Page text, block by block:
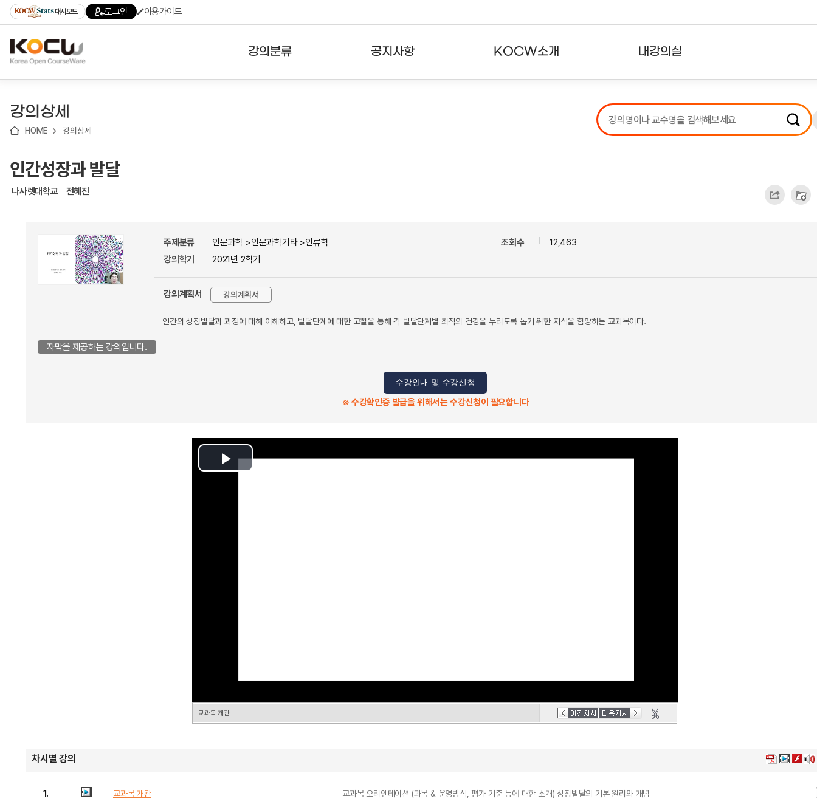
기
기
기
content)
가
대시보드 로그인 이용가이드
강의분류 공지사항 KOCW소개 내강의실
강의리스트
수강확인증강의
강의상세
HOME 강의상세
인간성장과 발달
나사렛대학교 전혜진
주제분류
인문과학 >인문과학기타 >인류학
강의학기
2021년 2학기
조회수 12,463
강의계획서 강의계획서
인간의 성장발달과 과정에 대해 이해하고, 발달단계에 대한 고찰을 통해 각 발달단계별 최적의 건강을 누리도록 돕기 위한 지식을 함양하는 교과목이다.
자막을 제공하는 강의입니다.
수강안내 및 수강신청
※ 수강확인증 발급을 위해서는 수강신청이 필요합니다
Play
교과목 개관
차시별 강의
1. 교과목 개관 교과목 오리엔테이션 (과목 & 운영방식, 평가 기준 등에 대한 소개) 성장발달의 기본 원리와 개념